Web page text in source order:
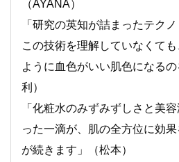
（AYANA）
「研究の英知が詰まったテク
この技術を理解していなくて
ように血色がいい肌色になる
利）
「化粧水のみずみずしさと美
った一滴が、肌の全方位に効
が続きます」（松本）